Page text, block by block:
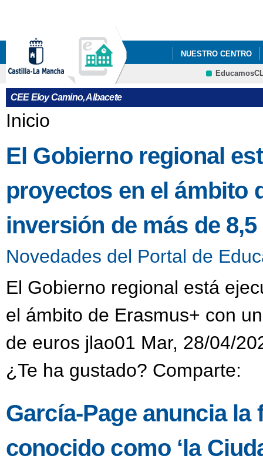
NUESTRO CENTRO
CELEBRACIÓN DÍA
CEE Eloy Camino, Albacete
Se encuentra usted aquí
Inicio
El Gobierno regional
proyectos en el ámbito
inversión de más de
Novedades del Portal de
El Gobierno regional está
el ámbito de Erasmus+ con
de euros jlao01 Mar, 28/04/
¿Te ha gustado? Comparte:
García-Page anuncia
conocido como ‘la